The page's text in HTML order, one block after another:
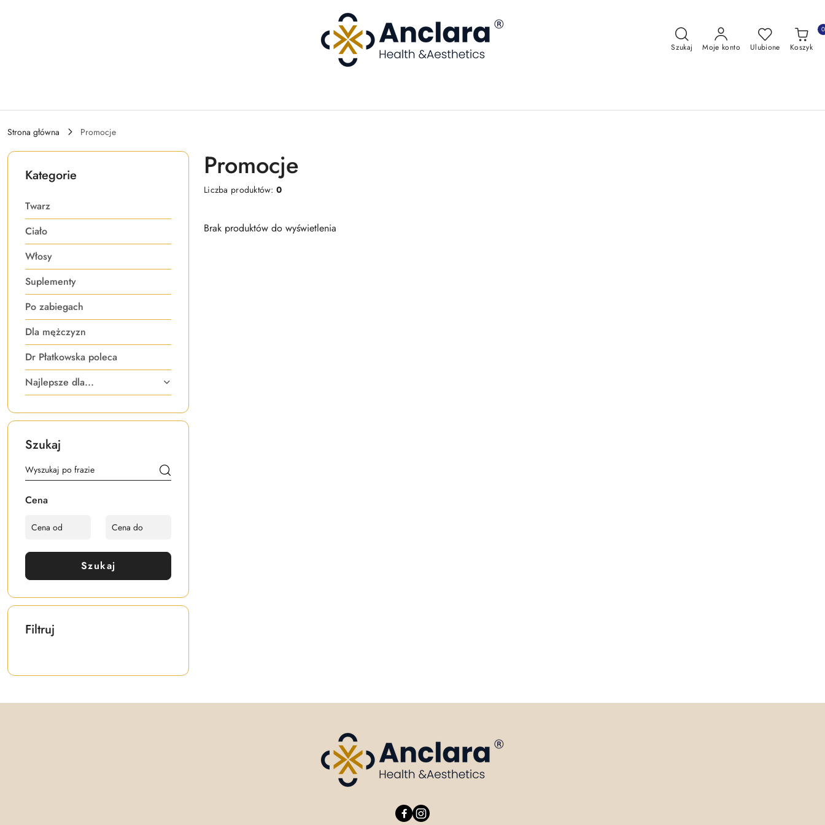
Szukaj Moje konto Ulubione Koszyk
0
Strona główna Promocje
Kategorie
Twarz
Ciało
Włosy
Suplementy
Po zabiegach
Dla mężczyzn
Dr Płatkowska poleca
Najlepsze dla...
Szukaj
Cena
Szukaj
Filtruj
Promocje
Liczba produktów:0
Brak produktów do wyświetlenia